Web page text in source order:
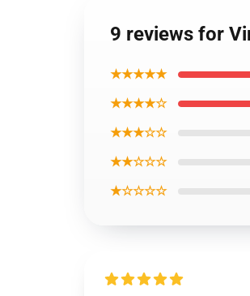
9 reviews for
★★★★★
★★★★☆
★★★☆☆
★★☆☆☆
★☆☆☆☆